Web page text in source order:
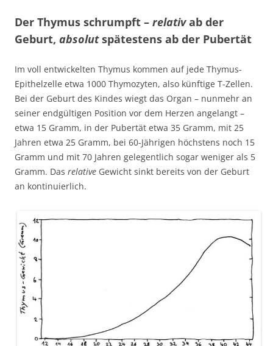
Der Thymus schrumpft – relativab der
Geburt, absolutspätestens ab der Pubertät
Im voll entwickelten Thymus kommen auf jede Thymus-
Epithelzelle etwa 1000 Thymozyten, also künftige T-Zellen.
Bei der Geburt des Kindes wiegt das Organ – nunmehr an
seiner endgültigen Position vor dem Herzen angelangt –
etwa 15 Gramm, in der Pubertät etwa 35 Gramm, mit 25
Jahren etwa 25 Gramm, bei 60-Jährigen höchstens noch 15
Gramm und mit 70 Jahren gelegentlich sogar weniger als 5
Gramm. Das relative Gewicht sinkt bereits von der Geburt
an kontinuierlich.